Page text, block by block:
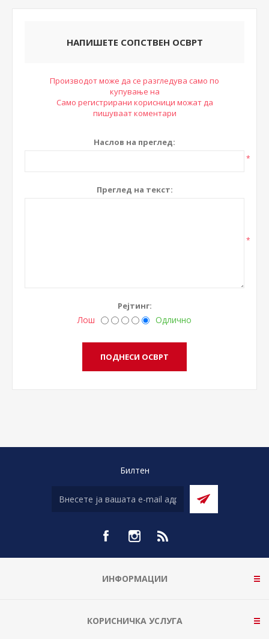
НАПИШЕТЕ СОПСТВЕН ОСВРТ
Производот може да се разгледува само по
купување на
Само регистрирани корисници можат да
пишуваат коментари
Наслов на преглед:
*
Преглед на текст:
*
Рејтинг:
Лош Одлично
Билтен
ИНФОРМАЦИИ
КОРИСНИЧКА УСЛУГА